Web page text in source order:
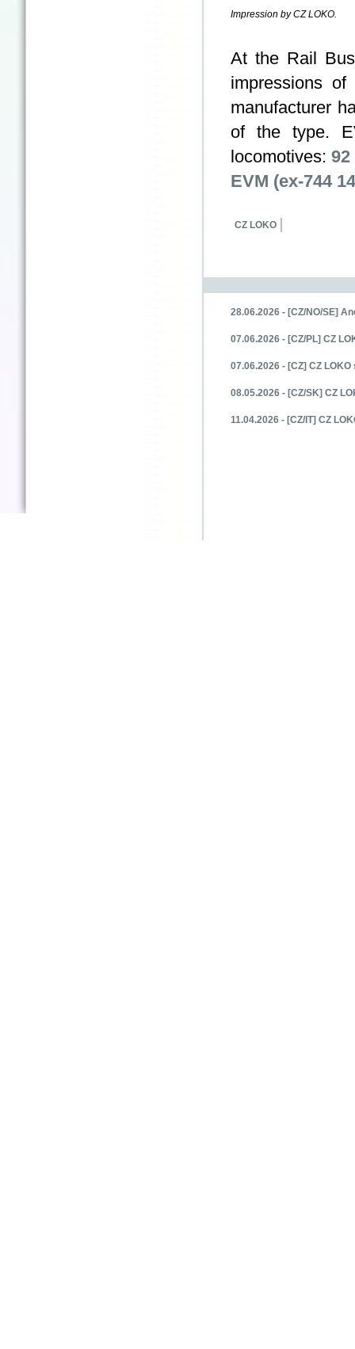
Impression by CZ LOKO.
At the Rail
impressions
manufacturer
of the type.
locomotives: 92
EVM (ex-744
CZ LOKO
28.06.2026 - [CZ/NO/SE]
07.06.2026 - [CZ/PL] CZ
07.06.2026 - [CZ] CZ
08.05.2026 - [CZ/SK] CZ
11.04.2026 - [CZ/IT] CZ